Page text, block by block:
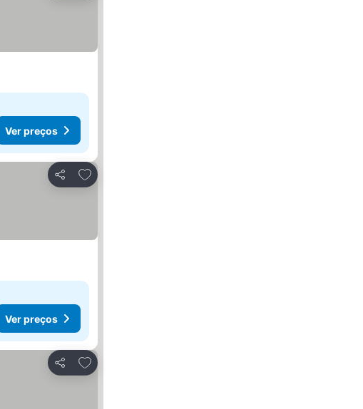
Ver preços
Partilhar
Adicionar aos favoritos
Ver preços
Partilhar
Adicionar aos favoritos